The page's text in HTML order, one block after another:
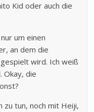
Kid oder auch die
um einen
an dem die
wird. Ich weiß
Okay, die
zu tun, noch mit Heiji,